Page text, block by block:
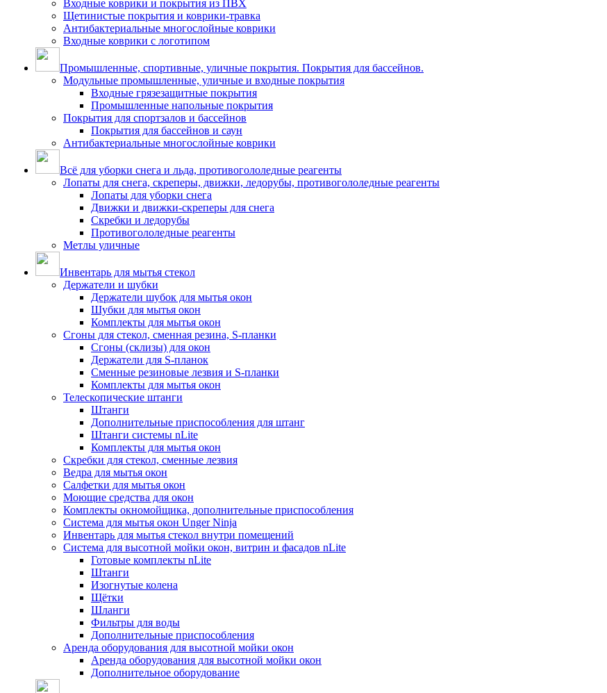
Входные коврики и покрытия из ПВХ
Щетинистые покрытия и коврики-травка
Антибактериальные многослойные коврики
Входные коврики с логотипом
Промышленные, спортивные, уличные покрытия. Покрытия для бассейнов.
Модульные промышленные, уличные и входные покрытия
Входные грязезащитные покрытия
Промышленные напольные покрытия
Покрытия для спортзалов и бассейнов
Покрытия для бассейнов и саун
Антибактериальные многослойные коврики
Всё для уборки снега и льда, противогололедные реагенты
Лопаты для снега, скреперы, движки, ледорубы, противогололедные реагенты
Лопаты для уборки снега
Движки и движки-скреперы для снега
Скребки и ледорубы
Противогололедные реагенты
Метлы уличные
Инвентарь для мытья стекол
Держатели и шубки
Держатели шубок для мытья окон
Шубки для мытья окон
Комплекты для мытья окон
Сгоны для стекол, сменная резина, S-планки
Сгоны (склизы) для окон
Держатели для S-планок
Сменные резиновые лезвия и S-планки
Комплекты для мытья окон
Телескопические штанги
Штанги
Дополнительные приспособления для штанг
Штанги системы nLite
Комплекты для мытья окон
Скребки для стекол, сменные лезвия
Ведра для мытья окон
Салфетки для мытья окон
Моющие средства для окон
Комплекты окномойщика, дополнительные приспособления
Система для мытья окон Unger Ninja
Инвентарь для мытья стекол внутри помещений
Система для высотной мойки окон, витрин и фасадов nLite
Готовые комплекты nLite
Штанги
Изогнутые колена
Щётки
Шланги
Фильтры для воды
Дополнительные приспособления
Аренда оборудования для высотной мойки окон
Аренда оборудования для высотной мойки окон
Дополнительное оборудование